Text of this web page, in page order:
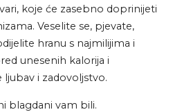
koje će zasebno doprinijeti
Veselite se, pjevate,
hranu s najmilijima i
unesenih kalorija i
i zadovoljstvo.
blagdani vam bili.